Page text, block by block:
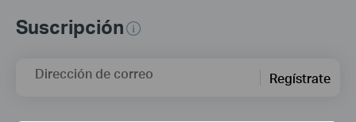
Suscripción
Dirección de correo Regístrate